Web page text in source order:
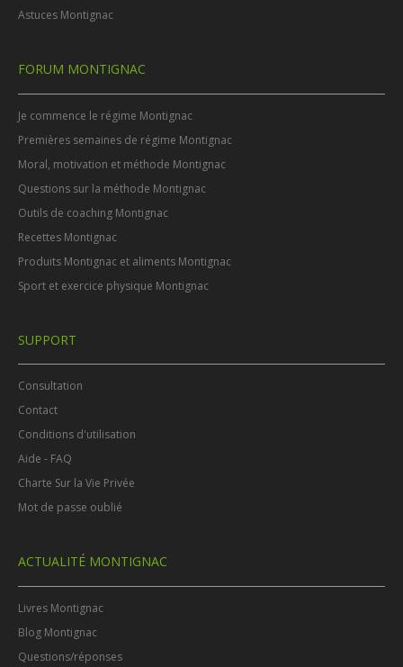
Astuces Montignac
FORUM MONTIGNAC
Je commence le régime Montignac
Premières semaines de régime Montignac
Moral, motivation et méthode Montignac
Questions sur la méthode Montignac
Outils de coaching Montignac
Recettes Montignac
Produits Montignac et aliments Montignac
Sport et exercice physique Montignac
SUPPORT
Consultation
Contact
Conditions d'utilisation
Aide - FAQ
Charte Sur la Vie Privée
Mot de passe oublié
ACTUALITÉ MONTIGNAC
Livres Montignac
Blog Montignac
Questions/réponses